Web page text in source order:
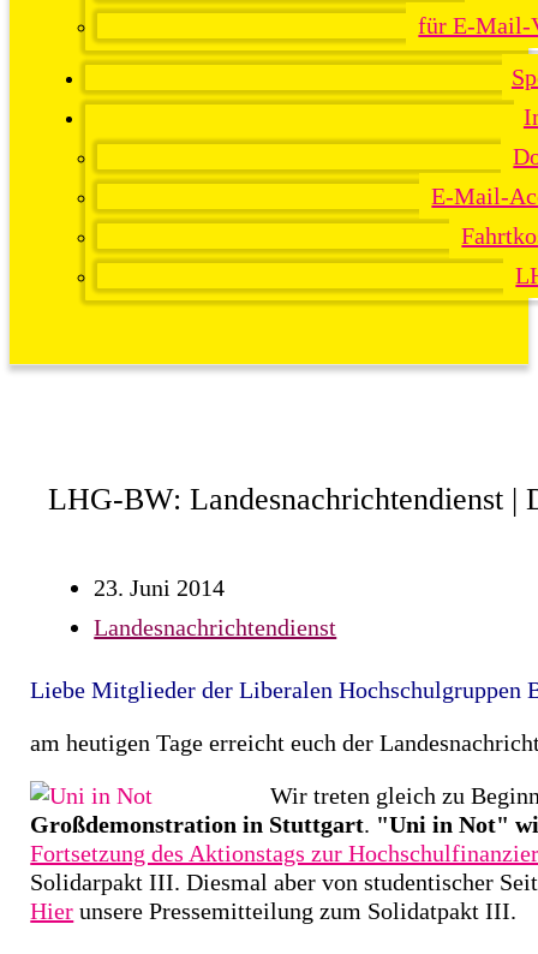
für E-Mail-
E-Mail-
LHG-BW: Landesnachrichtendienst |
23. Juni 2014
Landesnachrichtendienst
Liebe Mitglieder der Liberalen Hochschulgruppen
am heutigen Tage erreicht euch der
Wir treten gleich zu
Großdemonstration in Stuttgart. "Uni in Not"
Fortsetzung des Aktionstags zur
Solidarpakt III. Diesmal aber von studentischer
Hier unsere Pressemitteilung zum Solidatpakt III.